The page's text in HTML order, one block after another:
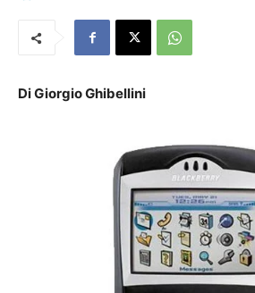
Di Giorgio Ghibellini